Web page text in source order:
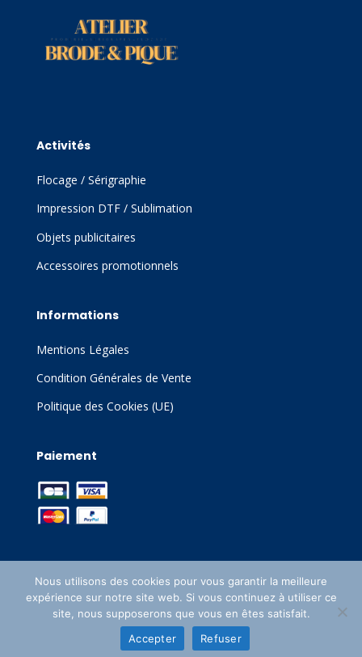
Activités
Flocage / Sérigraphie
Impression DTF / Sublimation
Objets publicitaires
Accessoires promotionnels
Informations
Mentions Légales
Condition Générales de Vente
Politique des Cookies (UE)
Paiement
Site créé par
Nous utilisons des cookies pour vous garantir la meilleure
expérience sur notre site web. Si vous continuez à utiliser ce
site, nous supposerons que vous en êtes satisfait.
Accepter
Refuser